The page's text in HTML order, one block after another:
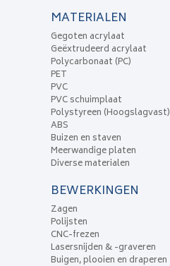
MATERIALEN
Gegoten acrylaat
Geëxtrudeerd acrylaat
Polycarbonaat (PC)
PET
PVC
PVC schuimplaat
Polystyreen (Hoogslagvast)
ABS
Buizen en staven
Meerwandige platen
Diverse materialen
BEWERKINGEN
Zagen
Polijsten
CNC-frezen
Lasersnijden & -graveren
Buigen, plooien en draperen